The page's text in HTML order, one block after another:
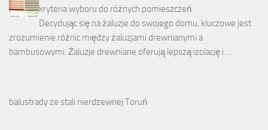
kryteria wyboru do różnych pomieszczeń
Decydując się na żaluzje do swojego domu, kluczowe jest
zrozumienie różnic między żaluzjami drewnianymi a
bambusowymi. Żaluzje drewniane oferują lepszą izolację i …
balustrady ze stali nierdzewnej Toruń